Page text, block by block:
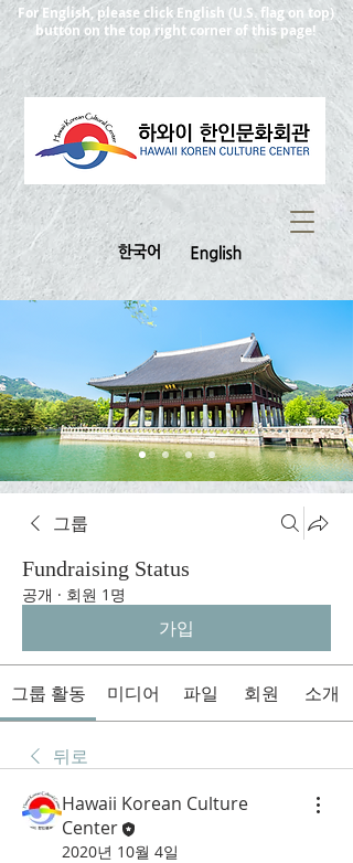
For English, please click English (U.S. flag on top)
button on the top right corner of this page!
그룹
Fundraising Status
공개 · 회원 1명
가입
그룹 활동 미디어 파일 회원 소개
뒤로
Hawaii Korean Culture
Center
2020년 10월 4일